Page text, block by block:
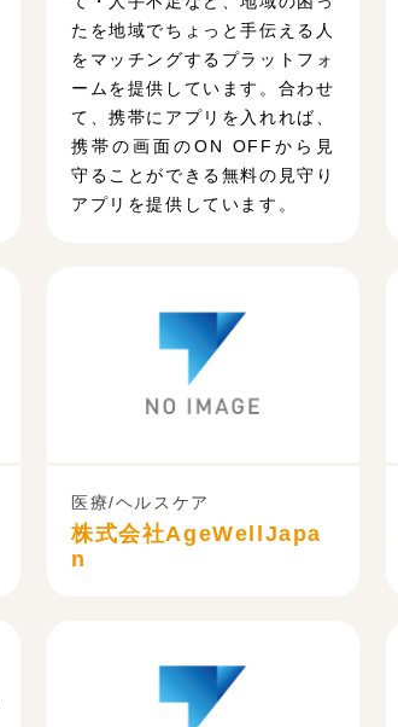
たを地域でちょっと手伝える人
をマッチングするプラットフォ
ームを提供しています。合わせ
て、携帯にアプリを入れれば、
携帯の画面のON OFFから見
守ることができる無料の見守り
アプリを提供しています。
医療/ヘルスケア
株式会社AgeWellJapa
n